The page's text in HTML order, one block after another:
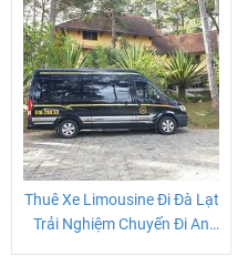
Thuê Xe Limousine Đi Đà Lạt
Trải Nghiệm Chuyến Đi An